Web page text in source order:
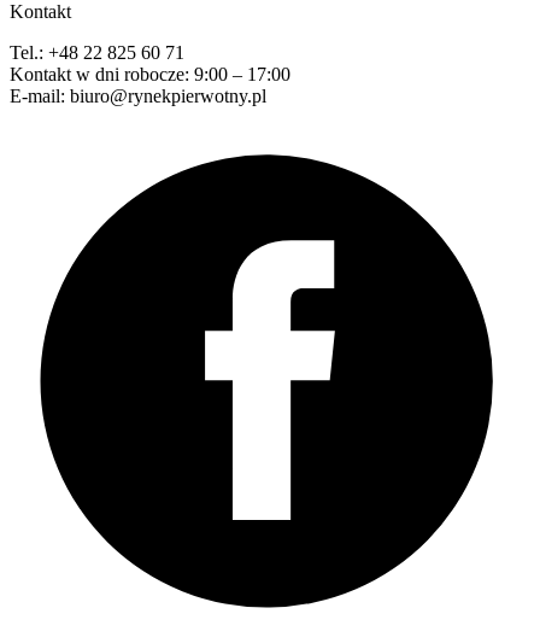
Kontakt
Tel.: +48 22 825 60 71
Kontakt w dni robocze: 9:00 – 17:00
E-mail: biuro@rynekpierwotny.pl